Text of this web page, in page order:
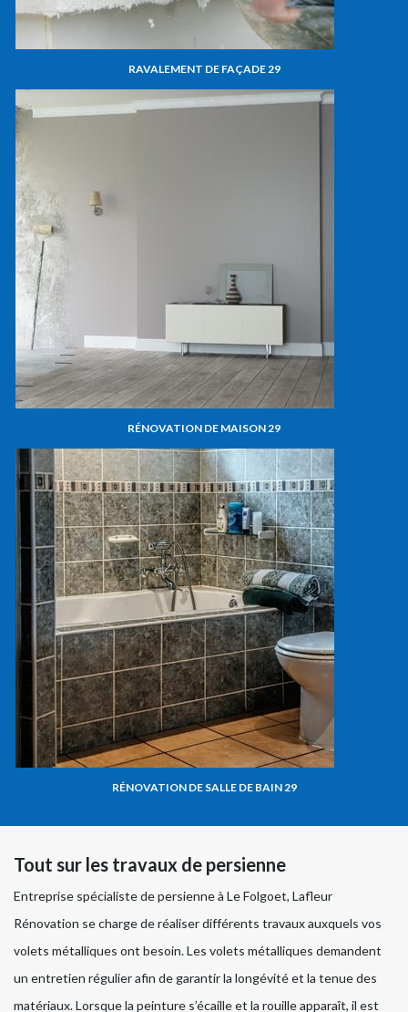
RAVALEMENT DE FAÇADE 29
RÉNOVATION DE MAISON 29
RÉNOVATION DE SALLE DE BAIN 29
Tout sur les travaux de persienne
Entreprise spécialiste de persienne à Le Folgoet, Lafleur
Rénovation se charge de réaliser différents travaux auxquels vos
volets métalliques ont besoin. Les volets métalliques demandent
un entretien régulier afin de garantir la longévité et la tenue des
matériaux. Lorsque la peinture s’écaille et la rouille apparaît, il est